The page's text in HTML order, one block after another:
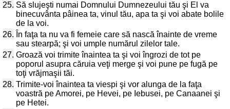
25. Să slujeşti numai Domnului Dumnezeului tău şi El va
binecuvânta pâinea ta, vinul tău, apa ta şi voi abate bolile
de la voi.
26. În faţa ta nu va fi femeie care să nască înainte de vreme
sau stearpă; şi voi umple numărul zilelor tale.
27. Groază voi trimite înaintea ta şi voi îngrozi de tot pe
poporul asupra căruia veţi merge şi voi pune pe fugă pe
toţi vrăjmaşii tăi.
28. Trimite-voi înaintea ta viespi şi vor alunga de la faţa
voastră pe Amorei, pe Hevei, pe Iebusei, pe Canaanei şi
pe Hetei.